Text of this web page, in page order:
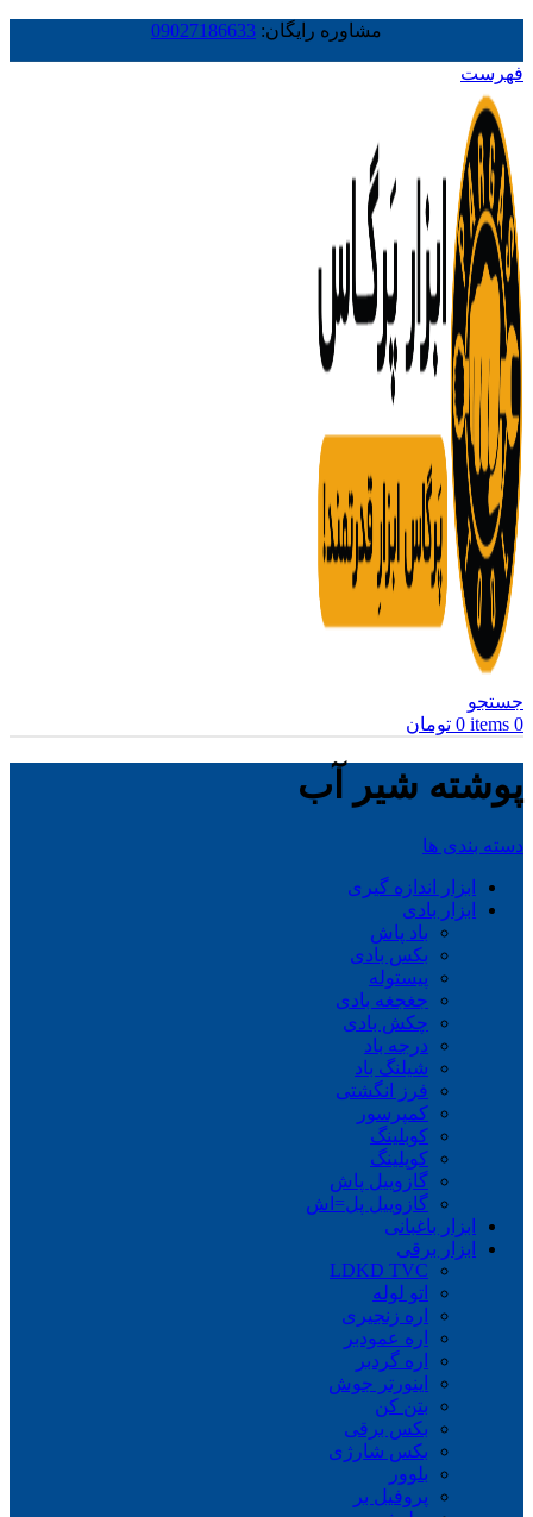
مشاوره رایگان: 09027186633
فهرست
جستجو
0
items
0 تومان
پوشته شیر آب
دسته بندی ها
ابزار اندازه گیری
ابزار بادی
باد پاش
بکس بادی
پیستوله
جغجغه بادی
چکش بادی
درجه باد
شیلنگ باد
فرز انگشتی
کمپرسور
کوبلینگ
کوپلینگ
گازوییل پاش
گازوییل پل=اش
ابزار باغبانی
ابزار برقی
LDKD TVC
اتو لوله
اره زنجیری
اره عمودبر
اره گردبر
اینورتر جوش
بتن کن
بکس برقی
بکس شارژی
بلوور
پروفیل بر